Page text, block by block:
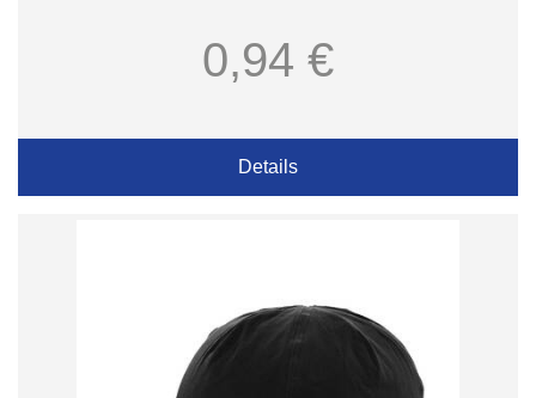
0,94 €
Details